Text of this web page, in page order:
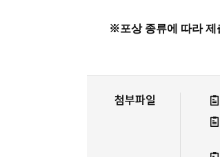
※포상 종류에 따라 제
첨부파일